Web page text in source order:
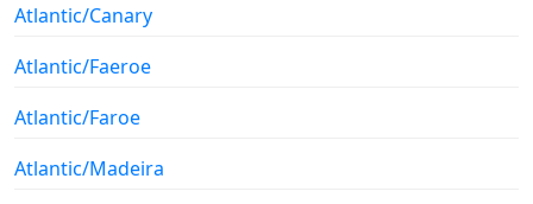
Atlantic/Canary
Atlantic/Faeroe
Atlantic/Faroe
Atlantic/Madeira